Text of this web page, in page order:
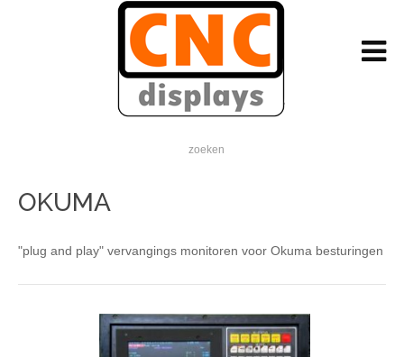
zoeken
OKUMA
"plug and play" vervangings monitoren voor Okuma besturingen